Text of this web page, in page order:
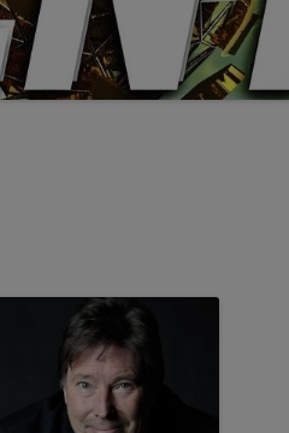
MEDITATION: GEISTCHIRURGIE
MEDITATION „HO’OPONOPONO –
VERGEBENSRITUAL“